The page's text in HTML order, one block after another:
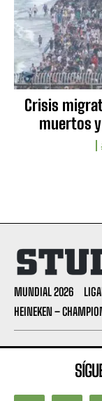
Crisis
muertos
MUNDIAL 2026
HEINEKEN –